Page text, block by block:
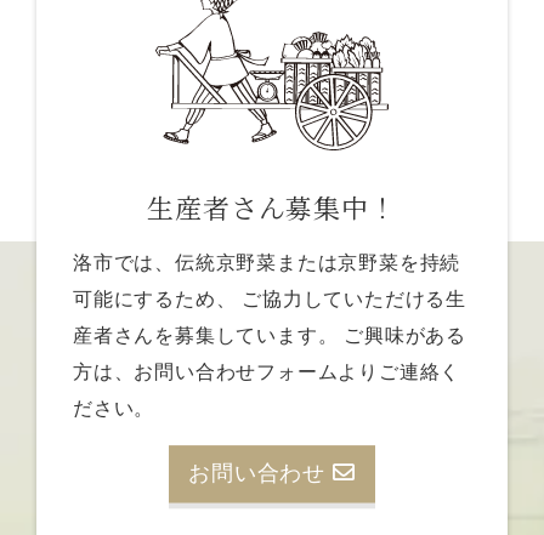
生産者さん募集中！
洛市では、伝統京野菜または京野菜を持続
可能にするため、
ご協力していただける生
産者さんを募集しています。
ご興味がある
方は、お問い合わせフォームよりご連絡く
ださい。
お問い合わせ